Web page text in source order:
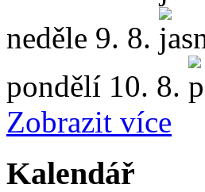
neděle 9. 8.
pondělí 10. 8.
Zobrazit více
Kalendář